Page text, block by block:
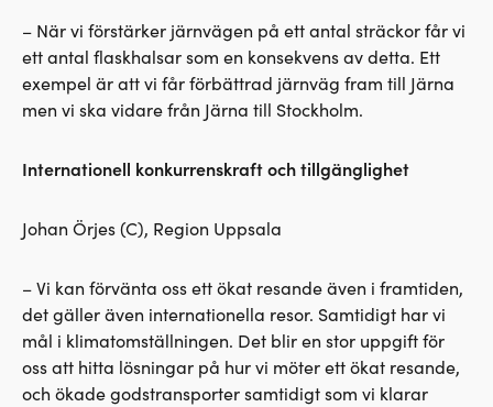
– När vi förstärker järnvägen på ett antal sträckor får vi
ett antal flaskhalsar som en konsekvens av detta. Ett
exempel är att vi får förbättrad järnväg fram till Järna
men vi ska vidare från Järna till Stockholm.
Internationell konkurrenskraft och tillgänglighet
Johan Örjes (C), Region Uppsala
– Vi kan förvänta oss ett ökat resande även i framtiden,
det gäller även internationella resor. Samtidigt har vi
mål i klimatomställningen. Det blir en stor uppgift för
oss att hitta lösningar på hur vi möter ett ökat resande,
och ökade godstransporter samtidigt som vi klarar